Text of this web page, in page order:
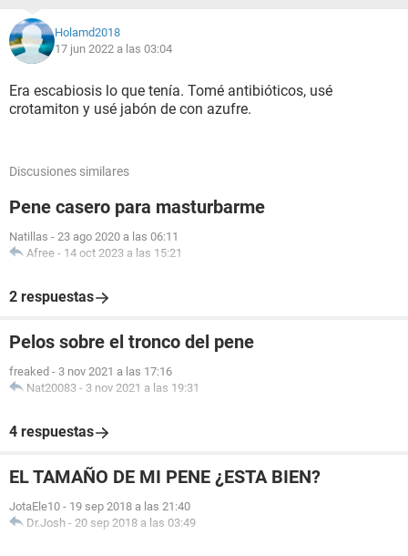
Holamd2018
17 jun 2022 a las 03:04
Era escabiosis lo que tenía. Tomé antibióticos, usé
crotamiton y usé jabón de con azufre.
Discusiones similares
Pene casero para masturbarme
Natillas - 23 ago 2020 a las 06:11
Afree - 14 oct 2023 a las 15:21
2 respuestas
Pelos sobre el tronco del pene
freaked - 3 nov 2021 a las 17:16
Nat20083 - 3 nov 2021 a las 19:31
4 respuestas
EL TAMAÑO DE MI PENE ¿ESTA BIEN?
JotaEle10 - 19 sep 2018 a las 21:40
Dr.Josh - 20 sep 2018 a las 03:49